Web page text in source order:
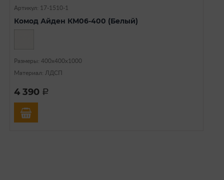
Артикул: 17-1510-1
Комод Айден КМ06-400 (Белый)
Размеры: 400х400х1000
Материал: ЛДСП
4 390 a